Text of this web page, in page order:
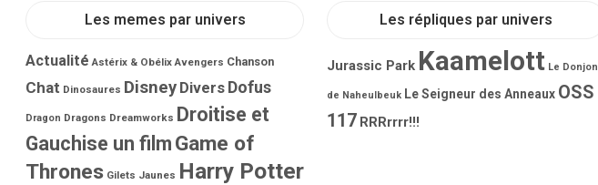
Les memes par univers
Actualité Astérix & Obélix Avengers Chanson
Chat Dinosaures Disney Divers Dofus
Dragon Dragons Dreamworks Droitise et
Gauchise un film Game of
Thrones Gilets Jaunes Harry Potter
Les répliques par univers
Jurassic Park Kaamelott Le Donjon
de Naheulbeuk Le Seigneur des Anneaux OSS
117 RRRrrrr!!!